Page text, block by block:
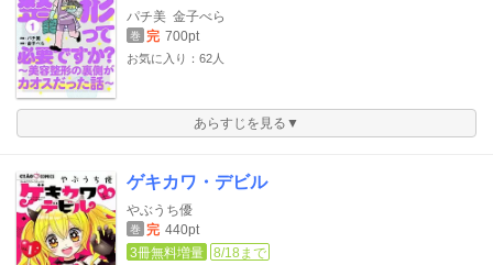
パチ美 金子べら
巻 完 700pt
お気に入り：62人
あらすじを見る▼
ゲキカワ・デビル
やぶうち優
巻 完 440pt
3冊無料増量
8/18まで